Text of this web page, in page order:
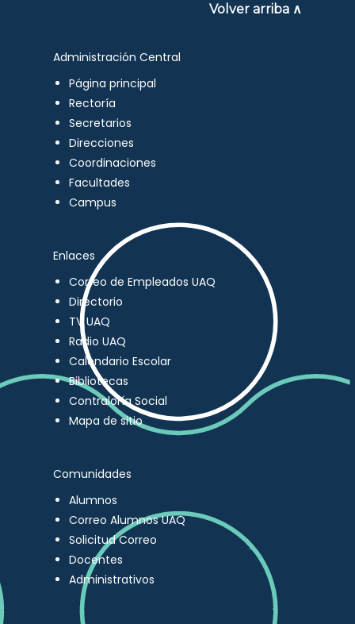
Volver arriba ∧
Administración Central
Página principal
Rectoría
Secretarios
Direcciones
Coordinaciones
Facultades
Campus
Enlaces
Correo de Empleados UAQ
Directorio
TV UAQ
Radio UAQ
Calendario Escolar
Bibliotecas
Contraloría Social
Mapa de sitio
Comunidades
Alumnos
Correo Alumnos UAQ
Solicitud Correo
Docentes
Administrativos